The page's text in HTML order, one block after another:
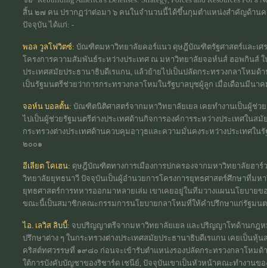
สิ้น ๒๗ คน ปรากฏว่าต่อมา ๖ คนในจำนวนนี้ได้ขึ้นกุมตำแหน่งสำคัญด้านค
ปัจจุบัน ได้แก่: -
พอล วูลโฟวิตซ์: บัณฑิตมหาวิทยาลัยคอร์แนว ดุษฎีบัณฑิตรัฐศาสตร์และเศ
โครงการความสัมพันธ์ระหว่างประเทศ ณ มหาวิทยาลัยจอห์นส์ ฮอพกินส์
ประเทศสมัยประธานาธิบดีเรแกน, แล้วย้ายไปเป็นปลัดกระทรวงกลาโหม
เป็นรัฐมนตรีช่วยว่าการกระทรวงกลาโหมในรัฐบาลบุชผู้ลูก เมื่อเดือนมีนา
จอห์น บอลตั้น: บัณฑิตนิติศาสตร์จากมหาวิทยาลัยเยล เคยทำงานเป็นผู้ช่ว
ไปเป็นผู้ช่วยรัฐมนตรีต่างประเทศด้านกิจการองค์การระหว่างประเทศในส
กระทรวงต่างประเทศด้านควบคุมอาวุธและความมั่นคงระหว่างประเทศใ
๒๐๐๑
อีเลียต โคเฮน: ดุษฎีบัณฑิตทางการเมืองการปกครองจากมหาวิทยาลัยฮา
วิทยาลัยยุทธนาวี ปัจจุบันเป็นผู้อำนวยการโครงการยุทธศาสตร์ศึกษาที่มห
ยุทธศาสตร์การทหารออกมาหลายเล่ม เขาเคยอยู่ในทีมวางแผนนโยบาย
ขณะนี้เป็นสมาชิกคณะกรรมการนโยบายกลาโหมที่ให้คำปรึกษาแก่รัฐมน
ไอ. เลวิส ลิบบี้: จบปริญญาตรีจากมหาวิทยาลัยเยล และปริญญาโทด้านกฎ
ปรึกษาต่าง ๆ ในกระทรวงต่างประเทศสมัยประธานาธิบดีเรแกน เคยเป็น
คริสต์ทศวรรษที่ ๑๙๘๐ ก่อนจะเข้ารับตำแหน่งรองปลัดกระทรวงกลาโหม
ใต้การบังคับบัญชาของริชาร์ด เชนีย์, ปัจจุบันเขาเป็นหัวหน้าคณะทำงานขอ